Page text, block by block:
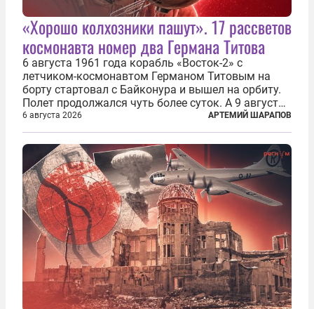
«Хорошо колхозники пашут». 17 рассветов
космонавта номер два Германа Титова
6 августа 1961 года корабль «Восток-2» с
летчиком-космонавтом Германом Титовым на
борту стартовал с Байконура и вышел на орбиту.
Полет продолжался чуть более суток. А 9 августа
второй человек в космосе получил звезду Героя
Советского Союза и орден Ленина. Миссия Титова
зачастую находится несколько...
6 августа 2026 АРТЕМИЙ ШАРАПОВ